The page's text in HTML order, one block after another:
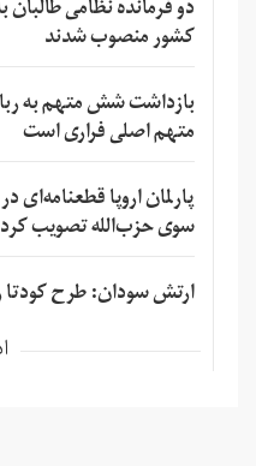
دو فرمانده نظامی
کشور منصوب شدند
بازداشت شش متهم به
متهم اصلی فراری است
پارلمان اروپا
سوی حزب‌الله تصویب کرد
ارتش سودان: طرح کودتا